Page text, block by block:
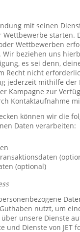
mit seinen
Wettbewerbe starten.
Wettbewerben
beziehen uns
es sei denn,
Recht nicht
jederzeit mithilfe der
Kampagne zur
Kontaktaufnahme
können wir die
Daten verarbeiten:
(optional)
nutzt, um
unsere Dienste
und Dienste von JET